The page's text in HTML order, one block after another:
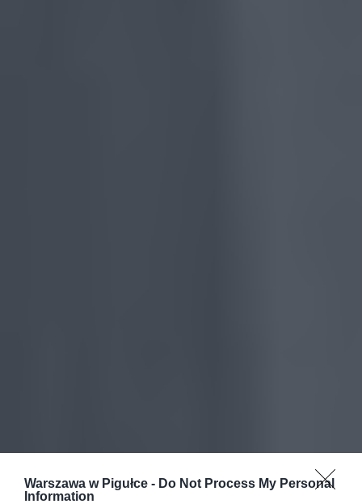
Warszawa w Pigułce - Do Not Process My Personal
Information